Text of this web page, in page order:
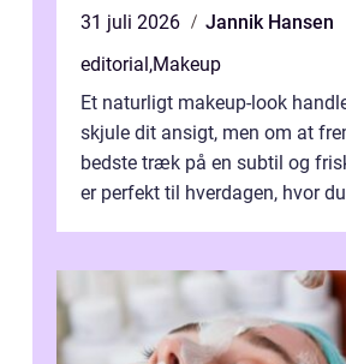
31 juli 2026
Jannik Hansen
editorial,Makeup
Et naturligt makeup-look
skjule dit ansigt, men om at
bedste træk på en subtil og
er perfekt til hverdagen, hvor